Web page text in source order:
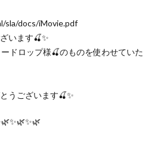
sla/docs/iMovie.pdf
います🍒✨
ドロップ様🍒のものを使わせていた
うございます🍒✨